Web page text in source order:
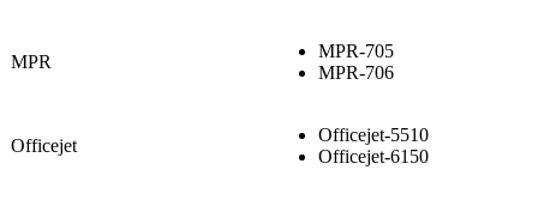
MPR
MPR-705
MPR-706
Officejet
Officejet-5510
Officejet-6150